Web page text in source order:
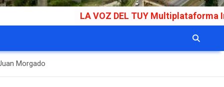
LA VOZ DEL TUY Multiplataforma Informativa
Morgado